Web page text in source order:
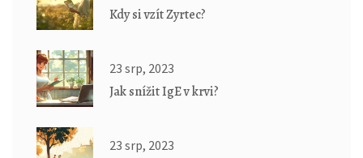
Kdy si vzít Zyrtec?
23 srp, 2023
Jak snížit IgE v krvi?
23 srp, 2023